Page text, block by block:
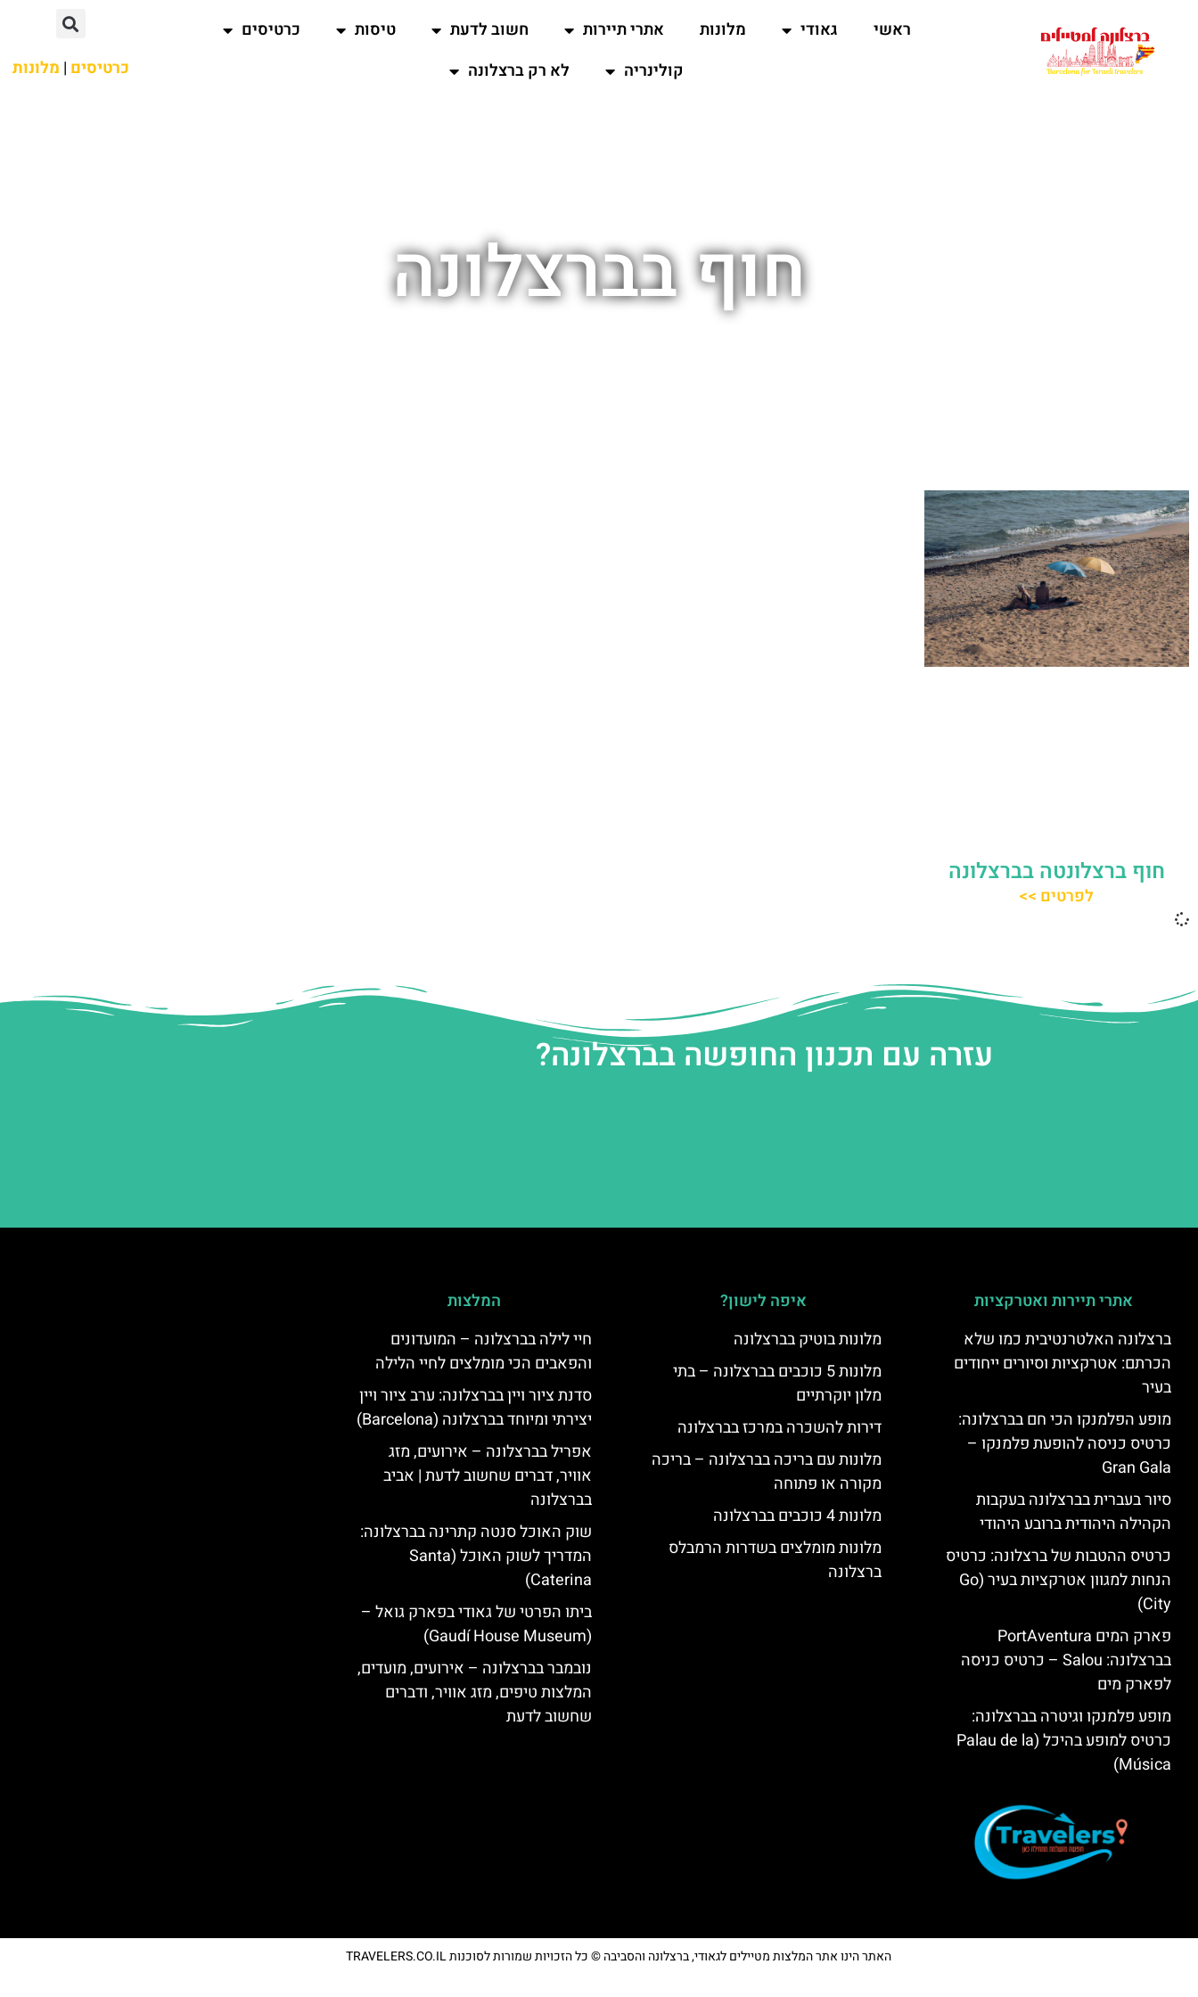
ראשי גאודי מלונות אתרי תיירות חשוב לדעת טיסות
כרטיסים
קולינריה
לא רק ברצלונה כרטיסים | מלונות
חוף בברצלונה
חוף ברצלונטה בברצלונה
לפרטים >>
עזרה עם תכנון החופשה בברצלונה?
אתרי תיירות ואטרקציות
ברצלונה האלטרנטיבית כמו שלא
הכרתם: אטרקציות וסיורים ייחודים
בעיר
מופע הפלמנקו הכי חם בברצלונה:
כרטיס כניסה להופעת פלמנקו –
Gran Gala
סיור בעברית בברצלונה בעקבות
הקהילה היהודית ברובע היהודי
כרטיס ההטבות של ברצלונה: כרטיס
הנחות למגוון אטרקציות בעיר (Go
City)
פארק המים PortAventura
בברצלונה: Salou – כרטיס כניסה
לפארק מים
מופע פלמנקו וגיטרה בברצלונה:
כרטיס למופע בהיכל (Palau de la
Música)
איפה לישון?
מלונות בוטיק בברצלונה
מלונות 5 כוכבים בברצלונה – בתי
מלון יוקרתיים
דירות להשכרה במרכז בברצלונה
מלונות עם בריכה בברצלונה – בריכה
מקורה או פתוחה
מלונות 4 כוכבים בברצלונה
מלונות מומלצים בשדרות הרמבלס
ברצלונה
המלצות
חיי לילה בברצלונה – המועדונים
והפאבים הכי מומלצים לחיי הלילה
סדנת ציור ויין בברצלונה: ערב ציור ויין
יצירתי ומיוחד בברצלונה (Barcelona)
אפריל בברצלונה – אירועים, מזג
אוויר, דברים שחשוב לדעת | אביב
בברצלונה
שוק האוכל סנטה קתרינה בברצלונה:
המדריך לשוק האוכל (Santa
Caterina)
ביתו הפרטי של גאודי בפארק גואל –
(Gaudí House Museum)
נובמבר בברצלונה – אירועים, מועדים,
המלצות טיפים, מזג אוויר, ודברים
שחשוב לדעת
האתר הינו אתר המלצות מטיילים לגאודי, ברצלונה והסביבה © כל הזכויות שמורות לסוכנות TRAVELERS.CO.IL